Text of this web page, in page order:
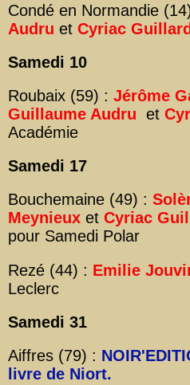
Condé en Normandie
Audru et Cyriac Guillard
Samedi 10
Roubaix (59) : Jérôme
Guillaume Audru et
Académie
Samedi 17
Bouchemaine (49) :
Meynieux et Cyriac
pour Samedi Polar
Rezé (44) : Emilie
Leclerc
Samedi 31
Aiffres (79) :
livre de Niort.